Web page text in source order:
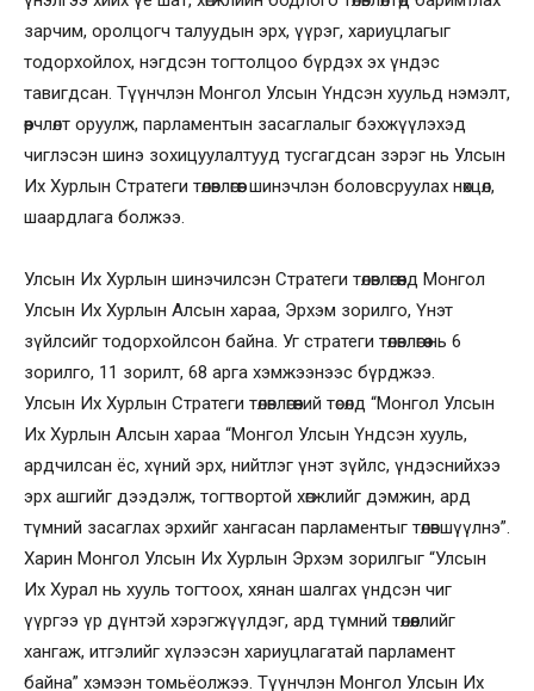
зарчим, оролцогч талуудын эрх, үүрэг, хариуцлагыг
тодорхойлох, нэгдсэн тогтолцоо бүрдэх эх үндэс
тавигдсан. Түүнчлэн Монгол Улсын Үндсэн хуульд нэмэлт,
өөрчлөлт оруулж, парламентын засаглалыг бэхжүүлэхэд
чиглэсэн шинэ зохицуулалтууд тусгагдсан зэрэг нь Улсын
Их Хурлын Стратеги төлөвлөгөөг шинэчлэн боловсруулах нөхцөл,
шаардлага болжээ.
Улсын Их Хурлын шинэчилсэн Стратеги төлөвлөгөөнд Монгол
Улсын Их Хурлын Алсын хараа, Эрхэм зорилго, Үнэт
зүйлсийг тодорхойлсон байна. Уг стратеги төлөвлөгөө нь 6
зорилго, 11 зорилт, 68 арга хэмжээнээс бүрджээ.
Улсын Их Хурлын Стратеги төлөвлөгөөний төсөлд “Монгол Улсын
Их Хурлын Алсын хараа “Монгол Улсын Үндсэн хууль,
ардчилсан ёс, хүний эрх, нийтлэг үнэт зүйлс, үндэснийхээ
эрх ашгийг дээдэлж, тогтвортой хөгжлийг дэмжин, ард
түмний засаглах эрхийг хангасан парламентыг төлөвшүүлнэ”.
Харин Монгол Улсын Их Хурлын Эрхэм зорилгыг “Улсын
Их Хурал нь хууль тогтоох, хянан шалгах үндсэн чиг
үүргээ үр дүнтэй хэрэгжүүлдэг, ард түмний төлөөллийг
хангаж, итгэлийг хүлээсэн хариуцлагатай парламент
байна” хэмээн томьёолжээ. Түүнчлэн Монгол Улсын Их